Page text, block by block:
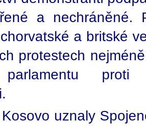
a nechráněné.
a britské
protestech
proti
uznaly